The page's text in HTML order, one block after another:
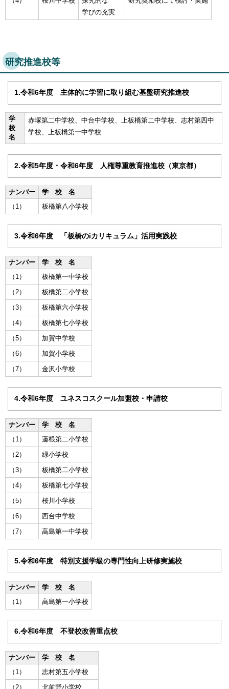
学びの充実
研究推進校等
1.令和6年度 主体的に学習に取り組む基盤研究推進校
学
校
名
赤塚第二中学校、中台中学校、上板橋第二中学校、志村第四中
学校、上板橋第一中学校
2.令和5年度・令和6年度 人権尊重教育推進校（東京都）
ナンバー
学 校 名
（1）
板橋第八小学校
3.令和6年度 「板橋のiカリキュラム」活用実践校
ナンバー
学 校 名
（1）
板橋第一中学校
（2）
板橋第二小学校
（3）
板橋第六小学校
（4）
板橋第七小学校
（5）
加賀中学校
（6）
加賀小学校
（7）
金沢小学校
4.令和6年度 ユネスコスクール加盟校・申請校
ナンバー
学 校 名
（1）
蓮根第二小学校
（2）
緑小学校
（3）
板橋第二小学校
（4）
板橋第七小学校
（5）
桜川小学校
（6）
西台中学校
（7）
高島第一中学校
5.令和6年度 特別支援学級の専門性向上研修実施校
ナンバー
学 校 名
（1）
高島第一小学校
6.令和6年度 不登校改善重点校
ナンバー
学 校 名
（1）
志村第五小学校
（2）
北前野小学校